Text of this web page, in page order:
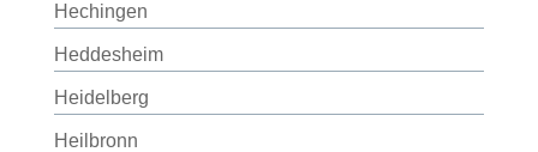
Hechingen
Heddesheim
Heidelberg
Heilbronn